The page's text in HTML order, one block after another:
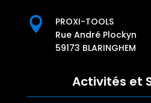

PROXI-TOOLS
Rue André Plockyn
59173 BLARINGHEM
Activités et